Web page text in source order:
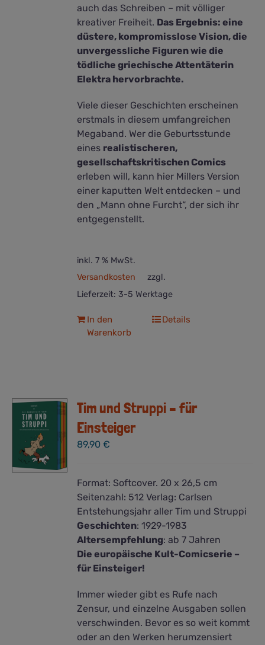
auch das Schreiben – mit völliger
kreativer Freiheit. Das Ergebnis: eine
düstere, kompromisslose Vision, die
unvergessliche Figuren wie die
tödliche griechische Attentäterin
Elektra hervorbrachte.
Viele dieser Geschichten erscheinen
erstmals in diesem umfangreichen
Megaband. Wer die Geburtsstunde
eines realistischeren,
gesellschaftskritischen Comics
erleben will, kann hier Millers Version
einer kaputten Welt entdecken – und
den „Mann ohne Furcht“, der sich ihr
entgegenstellt.
inkl. 7 % MwSt.
zzgl.
Versandkosten
Lieferzeit: 3-5 Werktage
In den
Warenkorb
Details
Tim und Struppi – für
Einsteiger
89,90€
Format: Softcover. 20 x 26,5 cm
Seitenzahl: 512Verlag: Carlsen
Entstehungsjahr aller Tim und Struppi
Geschichten: 1929-1983
Altersempfehlung: ab 7 Jahren
Die europäische Kult-Comicserie –
für Einsteiger!
Immer wieder gibt es Rufe nach
Zensur, und einzelne Ausgaben sollen
verschwinden. Bevor es so weit kommt
oder an den Werken herumzensiert